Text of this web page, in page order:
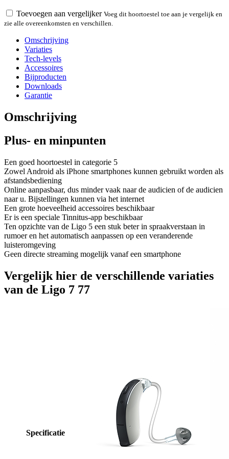
Toevoegen aan vergelijker Voeg dit hoortoestel toe aan je vergelijk en
zie alle overeenkomsten en verschillen.
Omschrijving
Variaties
Tech-levels
Accessoires
Bijproducten
Downloads
Garantie
Omschrijving
Plus- en minpunten
Een goed hoortoestel in categorie 5
Zowel Android als iPhone smartphones kunnen gebruikt worden als
afstandsbediening
Online aanpasbaar, dus minder vaak naar de audicien of de audicien
naar u. Bijstellingen kunnen via het internet
Een grote hoeveelheid accessoires beschikbaar
Er is een speciale Tinnitus-app beschikbaar
Ten opzichte van de Ligo 5 een stuk beter in spraakverstaan in
rumoer en het automatisch aanpassen op een veranderende
luisteromgeving
Geen directe streaming mogelijk vanaf een smartphone
Vergelijk hier de verschillende variaties
van de Ligo 7 77
Specificatie